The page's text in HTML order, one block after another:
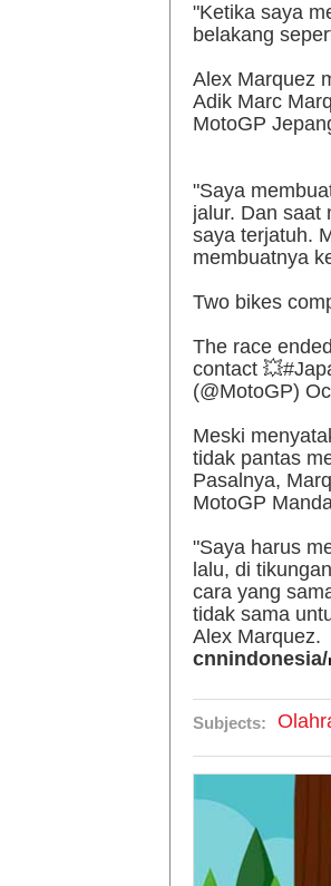
"Ketika saya
belakang
Alex Marquez
Adik Marc
MotoGP
"Saya
jalur. Dan saat
saya terjatuh.
membuatnya
Two bikes
The race
contact 💥
(@MotoGP)
Meski
tidak pantas
Pasalnya,
MotoGP
"Saya harus
lalu, di
cara yang
tidak sama
Alex Marquez.
cnnindonesia/
Subjects: